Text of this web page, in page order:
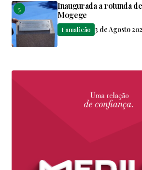
Inaugurada a rotunda
Mogege
Famalicão 3 de Agosto